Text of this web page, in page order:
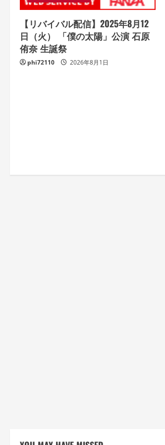
【リバイバル配信】2025年8月12
日（火） 「僕の太陽」公演 石原
侑奈 生誕祭
phi72110 2026年8月1日